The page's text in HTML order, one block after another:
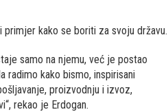
kako se boriti za svoju državu.
samo na njemu, već je postao
radimo kako bismo, inspirisani
proizvodnju i izvoz,
rekao je Erdogan.